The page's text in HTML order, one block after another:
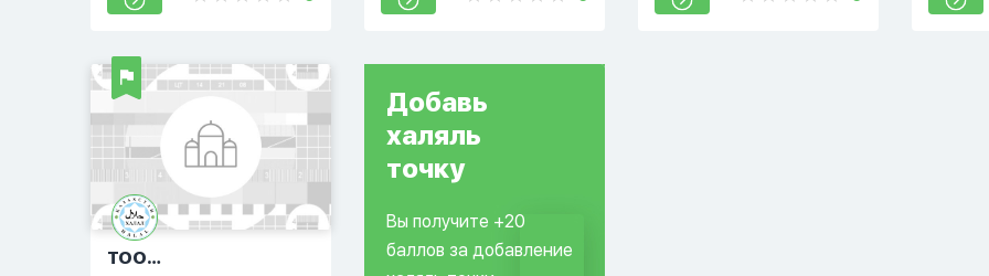
ТОО
Добавь
халяль
точку
Вы получите +20
баллов за добавление